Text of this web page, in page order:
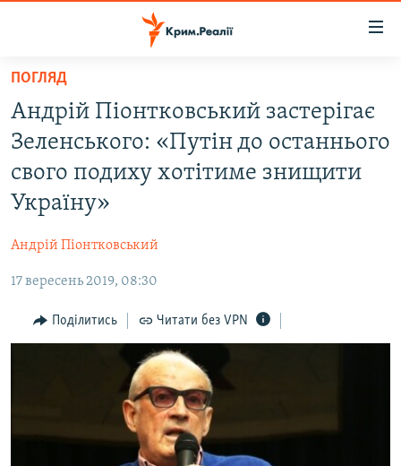
Перейти
основного
матеріалу
до
основної
Перейти
до
ВОДА.КРИМ
ПОЛІТИКА
ПОГЛЯД
ІНТЕРВ'Ю
ВСЕ ЗА ДЕНЬ
ВІДЕОУРОКИ «ELIFBE»
СВІДЧЕННЯ ОКУПАЦІЇ
ЯК ОБІЙТИ БЛОКУВАННЯ
Русский
ПОГЛЯД
Андрій Піонтковський застерігає
Зеленського: «Путін до останнього
свого подиху хотітиме знищити
Україну»
Андрій Піонтковський
17 вересень 2019, 08:30
Поділитись Читати без VPN